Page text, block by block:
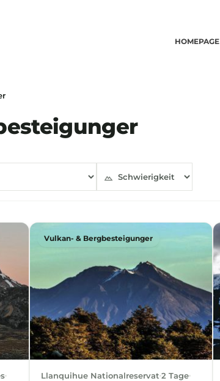
HOMEPAGE
Vulkan- & Bergbesteigunger
Llanquihue Nationalreservat 2 Tage